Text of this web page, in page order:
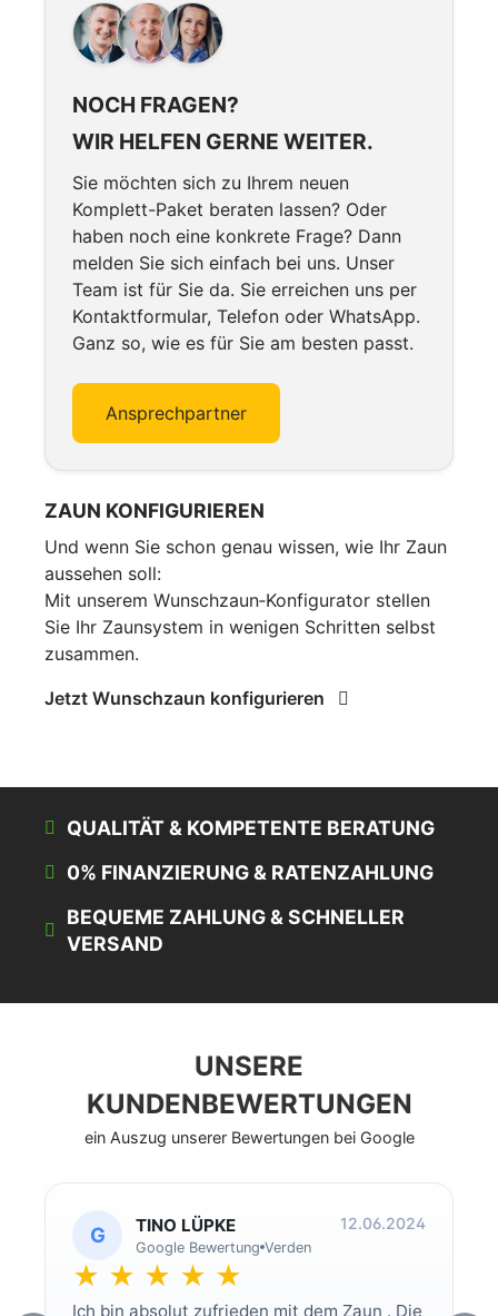
NOCH FRAGEN?
WIR HELFEN GERNE WEITER.
Sie möchten sich zu Ihrem neuen
Komplett-Paket beraten lassen? Oder
haben noch eine konkrete Frage? Dann
melden Sie sich einfach bei uns. Unser
Team ist für Sie da. Sie erreichen uns per
Kontaktformular, Telefon oder WhatsApp.
Ganz so, wie es für Sie am besten passt.
Ansprechpartner
ZAUN KONFIGURIEREN
Und wenn Sie schon genau wissen, wie Ihr Zaun
aussehen soll:
Mit unserem Wunschzaun‑Konfigurator stellen
Sie Ihr Zaunsystem in wenigen Schritten selbst
zusammen.
Jetzt Wunschzaun konfigurieren
QUALITÄT & KOMPETENTE BERATUNG
0% FINANZIERUNG & RATENZAHLUNG
BEQUEME ZAHLUNG & SCHNELLER
VERSAND
UNSERE
KUNDENBEWERTUNGEN
ein Auszug unserer Bewertungen bei Google
G TINO LÜPKE 12.06.2024
Google Bewertung Verden
★ ★ ★ ★ ★
Ich bin absolut zufrieden mit dem Zaun . Die